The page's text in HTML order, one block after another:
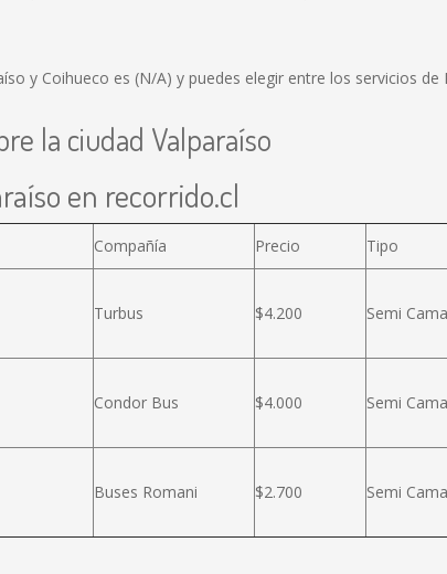
y Coihueco es (N/A) y puedes elegir entre los servicios
la ciudad Valparaíso
en recorrido.cl
Compañía Precio Tipo
Turbus $4.200 Semi Cama
Condor Bus $4.000 Semi Cama
Buses Romani $2.700 Semi Cama